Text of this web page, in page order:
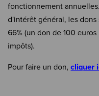
fonctionnement
d'intérêt général, les
66% (un don de 100
impôts).
Pour faire un don, cliquer